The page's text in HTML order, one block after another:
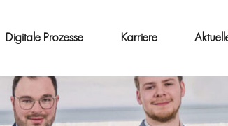
Digitale Prozesse Karriere